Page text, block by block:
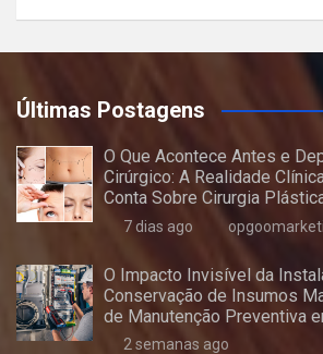
Últimas Postagens
O Que Acontece Antes e
Cirúrgico: A Realidade
Conta Sobre Cirurgia
7 dias ago
O Impacto Invisível da
Conservação de Insumos
de Manutenção Preventiva
2 semanas ago